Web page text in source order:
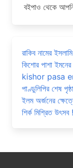
বইপাও থেকে
রাকিব নামের
কিশোর পাশা
kishor pasa
পাণ্ডুলিপির শেষ
ইলম অর্জনের
শির্ক মিশ্রিত উৎসব !